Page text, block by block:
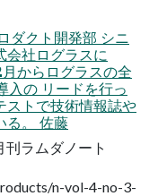
ダクト開発部 シニ
会社ログラスに
からログラスの全
⼊の リードを⾏っ
ストで技術情報誌や
る。 佐藤
刊ラムダノート
n-vol-4-no-3-